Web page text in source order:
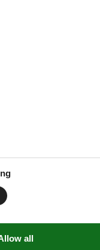
no TV2
Marked
Rules
Charging
electric